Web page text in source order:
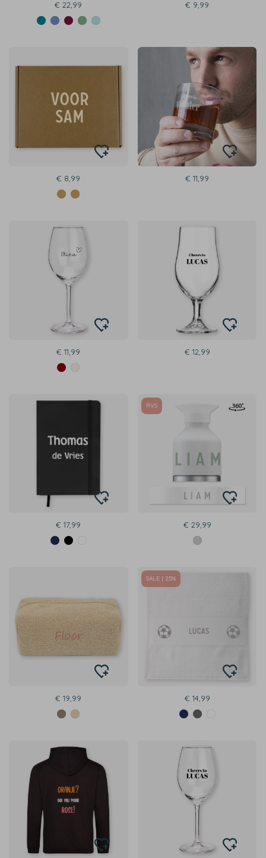
€ 22,99 € 9,99
€ 8,99 € 11,99
€ 11,99 € 12,99
€ 17,99
RVS
€ 29,99
€ 19,99
SALE | 25%
€ 14,99